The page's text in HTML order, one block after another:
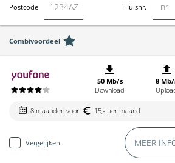
Postcode Huisnr.
Combivoordeel
50 Mb/s
Download
8
8 maanden voor 15,- per maand
Vergelijken MEER